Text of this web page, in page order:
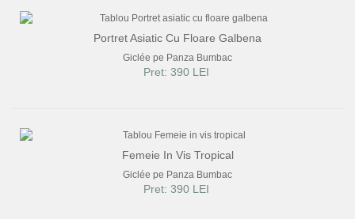
Portret Asiatic Cu Floare Galbena
Giclée pe Panza Bumbac
Pret: 390 LEI
Femeie In Vis Tropical
Giclée pe Panza Bumbac
Pret: 390 LEI